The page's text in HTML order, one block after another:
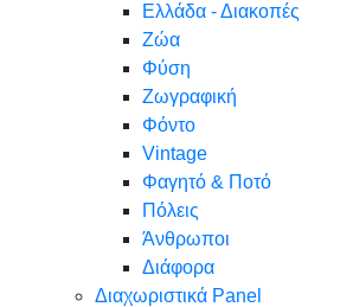
Ελλάδα - Διακοπές
Ζώα
Φύση
Ζωγραφική
Φόντο
Vintage
Φαγητό & Ποτό
Πόλεις
Άνθρωποι
Διάφορα
Διαχωριστικά Panel